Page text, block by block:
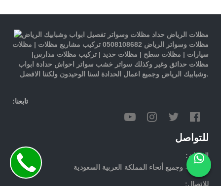
مظلات وسواتر الرياض 0508108682 تركيب مشاريع مظلات | مظلات
سيارات | مظلات سطح | مظلات حديد | تركيب مظلات مدارس|
مظلات حدائق وغير وكذلك سواتر خشب سواتر احواش حدادة ابواب
وشبابيك الرياض وجميع اعمال الحدادة لسنا الوحيدون ولكننا الافضل.
:تابعنا
للتواصل
:العنوان
الرياض- وجميع أنحاء المملكة العربية السعودية
:للاتصال